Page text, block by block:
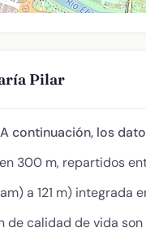
Pilar
continuación, los
en 300 m, repartidos
a 121 m) integrada
de calidad de vida son